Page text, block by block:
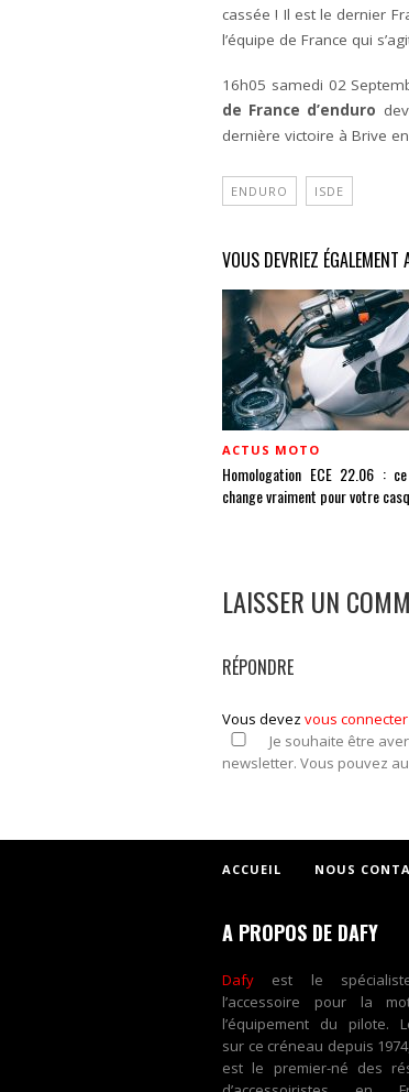
cassée ! Il est le dernier
l’équipe de France qui
16h05 samedi 02
de France d’enduro
dernière victoire à Brive
ENDURO ISDE
VOUS DEVRIEZ ÉGALEMENT
ACTUS MOTO
Homologation ECE 22.06 :
change vraiment pour votre
LAISSER UN
RÉPONDRE
Vous devez vous connecter
Je souhaite être
newsletter. Vous pouvez
ACCUEIL NOUS
A PROPOS DE DAFY
Dafy est le
l’accessoire pour la
l’équipement du pilote.
sur ce créneau depuis
est le premier-né des